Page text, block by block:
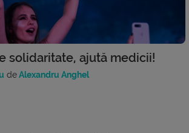
solidaritate, ajută medicii!
deAlexandru Anghel